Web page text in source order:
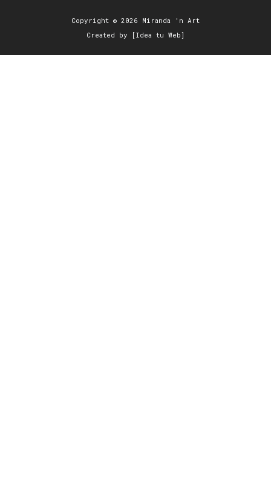
Copyright © 2026 Miranda 'n Art
Created by [Idea tu Web]